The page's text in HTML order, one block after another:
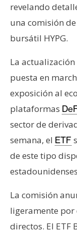
s
o
t
s
d
e
P
e
n
a
revelando
una comisión
bursátil HYPG.
La
puesta en
exposición al
plataformas
sector de
semana, el ETF
de este tipo
La comisión
ligeramente por
directos. El ETF